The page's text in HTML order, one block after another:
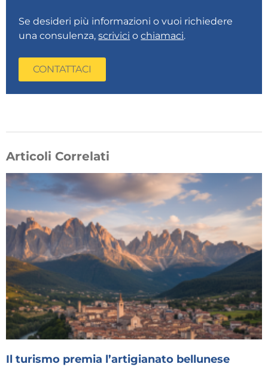
Se desideri più informazioni o vuoi richiedere
una consulenza,scrivici ochiamaci.
CONTATTACI
Articoli Correlati
Il turismo premia l’artigianato bellunese